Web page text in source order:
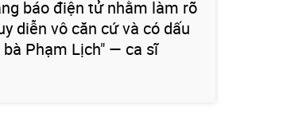
báo điện tử nhằm làm rõ
diễn vô căn cứ và có dấu
Phạm Lịch" — ca sĩ